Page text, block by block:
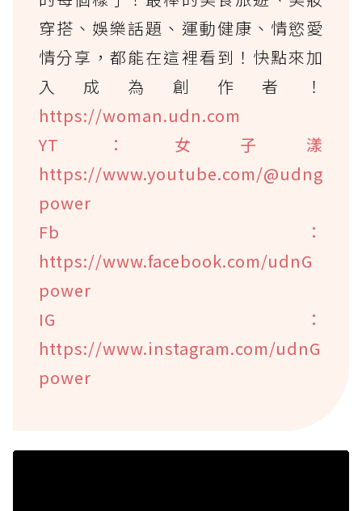
穿搭、娛樂話題、運動健康、情慾愛
情分享，都能在這裡看到！快點來加
入成為創作者！
https://woman.udn.com
YT：女子漾
https://www.youtube.com/@udng
power
Fb：
https://www.facebook.com/udnG
power
IG：
https://www.instagram.com/udnG
power